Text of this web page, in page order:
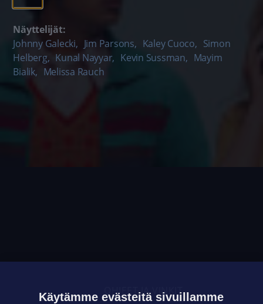
Näyttelijät:
Johnny Galecki, Jim Parsons, Kaley Cuoco, Simon
Helberg, Kunal Nayyar, Kevin Sussman, Mayim
Bialik, Melissa Rauch
OHJEET JA VINKIT
Käytämme evästeitä sivuillamme